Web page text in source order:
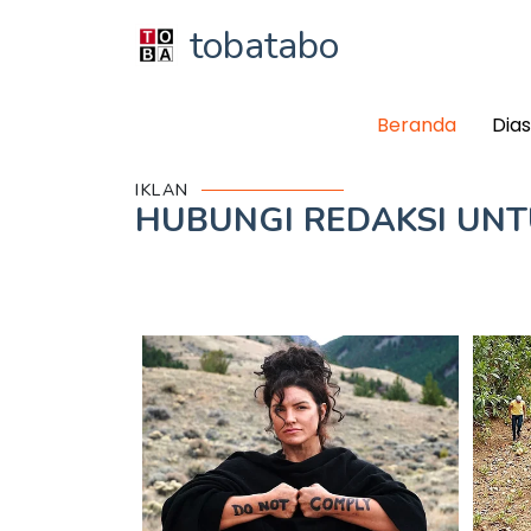
tobatabo
Beranda
IKLAN
HUBUNGI REDAKSI